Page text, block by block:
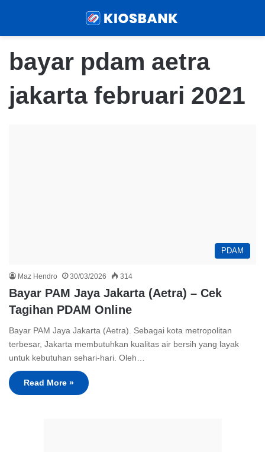
bayar pdam aetra
jakarta februari 2021
PDAM
Maz Hendro 30/03/2026 314
Bayar PAM Jaya Jakarta (Aetra) – Cek
Tagihan PDAM Online
Bayar PAM Jaya Jakarta (Aetra). Sebagai kota metropolitan
terbesar, Jakarta membutuhkan kualitas air bersih yang layak
untuk kebutuhan sehari-hari. Oleh…
Read More »